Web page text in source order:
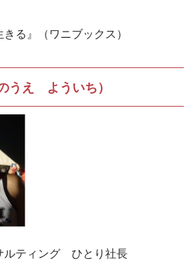
る』（ワニブックス）
うえ よういち）
ルティング ひとり社長